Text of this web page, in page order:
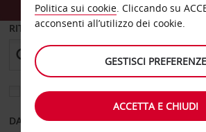
RITIRO DA
Scegli una località di riconsegna
DAL GIORNO AL
Politica sui cookie. Cliccando su
acconsenti all’utilizzo dei cookie.
GESTISCI PREFERENZE
ACCETTA E CHIUDI